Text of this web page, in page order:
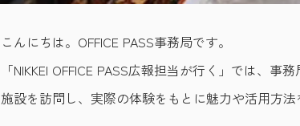
こんにちは。OFFICE PASS事務局です。
「NIKKEI OFFICE PASS広報担当が行く」では、事
施設を訪問し、実際の体験をもとに魅力や活用方法